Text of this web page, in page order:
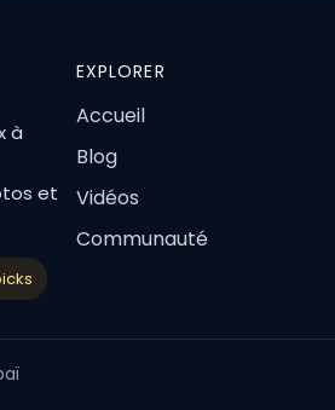
à
et
EXPLORER
Accueil
Blog
Vidéos
Communauté